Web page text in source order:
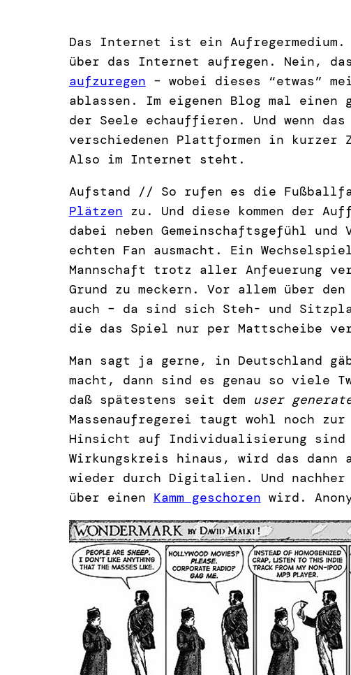
Das Internet ist ein
über das Internet aufregen. Nein,
aufzuregen – wobei dieses “etwas”
ablassen. Im eigenen Blog mal
der Seele echauffieren. Und wenn das
verschiedenen Plattformen in kurzer
Also im Internet steht.
Aufstand // So rufen es die
Plätzen zu. Und diese kommen der
dabei neben Gemeinschaftsgefühl
echten Fan ausmacht. Ein
Mannschaft trotz aller Anfeuerung
Grund zu meckern. Vor allem über
auch – da sind sich Steh- und
die das Spiel nur per Mattscheibe
Man sagt ja gerne, in Deutschland
macht, dann sind es genau so viele
daß spätestens seit dem user
Massenaufregerei taugt wohl noch
Hinsicht auf Individualisierung
Wirkungskreis hinaus, wird das dann
wieder durch Digitalien. Und
über einen Kamm geschoren wird.